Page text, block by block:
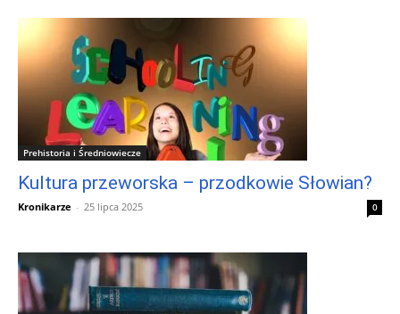
Prehistoria i Średniowiecze
Kultura przeworska – przodkowie Słowian?
Kronikarze - 25 lipca 2025 0